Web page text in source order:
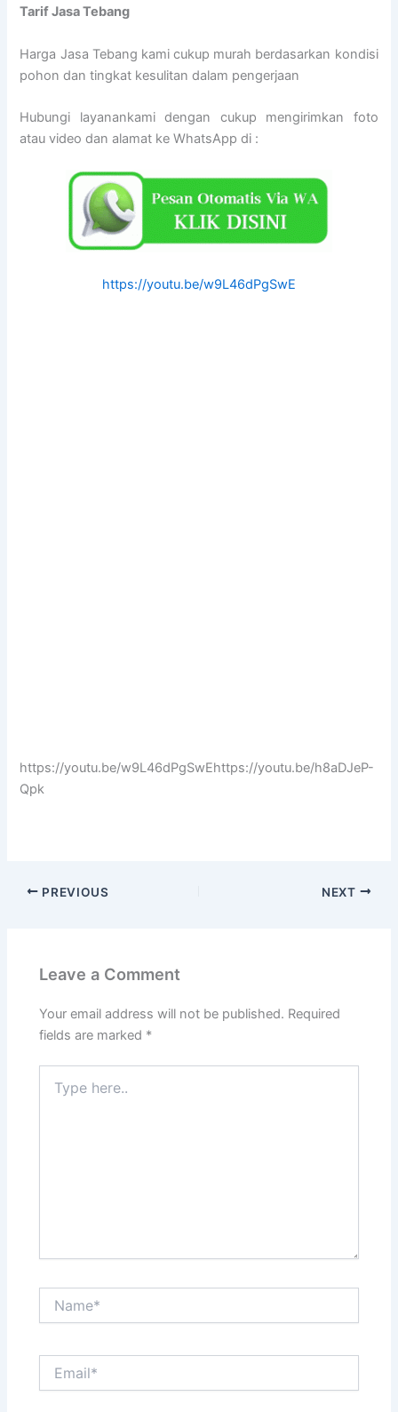
TarifJasa Tebang
Harga Jasa Tebang kami cukup murah berdasarkan kondisi
pohon dan tingkat kesulitan dalam pengerjaan
Hubungi layanankami dengan cukup mengirimkan foto
atau video dan alamat ke WhatsApp di :
https://youtu.be/w9L46dPgSwE
https://youtu.be/w9L46dPgSwEhttps://youtu.be/h8aDJeP-
Qpk
PREVIOUS NEXT
Leave a Comment
Your email address will not be published. Required
fields are marked *
here..